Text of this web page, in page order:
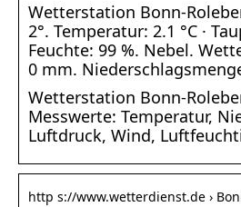
Wetterstation Bonn-
2°. Temperatur: 2.1 °C ·
Feuchte: 99 %. Nebel.
0 mm.
Wetterstation Bonn-
Messwerte: Temperatur,
Luftdruck, Wind,
http s://www.wetterdienst.de ›